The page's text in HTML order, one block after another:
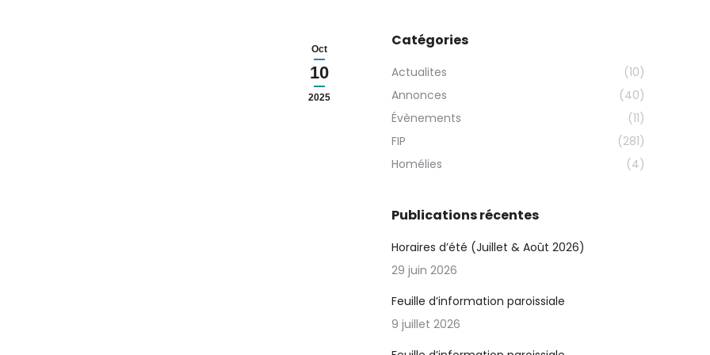
Oct
10
2025
Catégories
Actualites
(10)
Annonces
(40)
Évènements
(11)
FIP
(281)
Homélies
(4)
Publications récentes
Horaires d’été (Juillet & Août 2026)
29 juin 2026
Feuille d’information paroissiale
9 juillet 2026